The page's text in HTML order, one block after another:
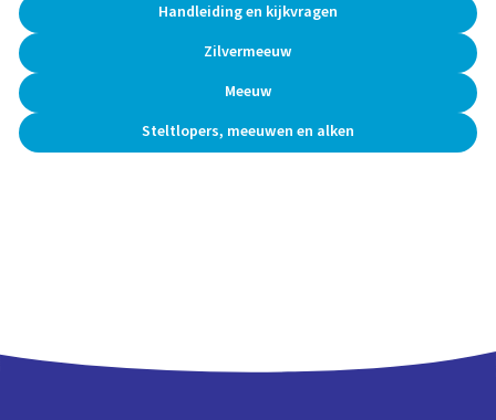
Handleiding en kijkvragen
Zilvermeeuw
Meeuw
Steltlopers, meeuwen en alken